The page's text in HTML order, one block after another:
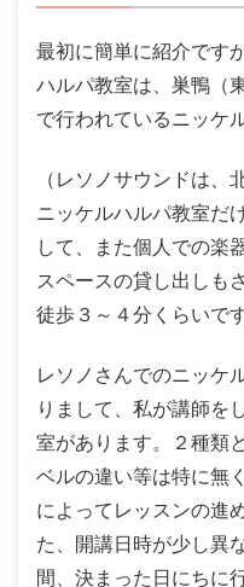
最初に簡単に紹介です
ハルパ教室は、巣鴨（
で行われているニッケ
（レソノサウンドは、
ニッケルハルパ教室だ
して、また個人での楽
スペースの貸し出しも
徒歩３～４分くらいです
レソノさんでのニッケ
りまして、私が講師を
室があります。２種類
ベルの違い等は特に無
によってレッスンの進
た、開講日時が少し異
間、決まった日にちに